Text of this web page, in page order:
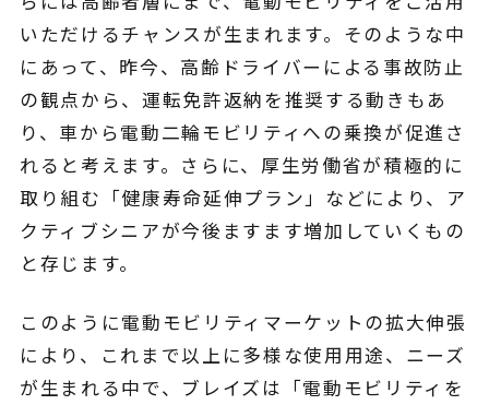
いただけるチャンスが生まれます。そのような中
にあって、昨今、高齢ドライバーによる事故防止
の観点から、運転免許返納を推奨する動きもあ
り、車から電動二輪モビリティへの乗換が促進さ
れると考えます。さらに、厚生労働省が積極的に
取り組む「健康寿命延伸プラン」などにより、ア
クティブシニアが今後ますます増加していくもの
と存じます。
このように電動モビリティマーケットの拡大伸張
により、これまで以上に多様な使用用途、ニーズ
が生まれる中で、ブレイズは「電動モビリティを